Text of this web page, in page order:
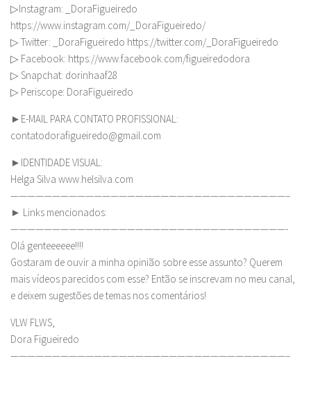
▷Instagram: _DoraFigueiredo
https://www.instagram.com/_DoraFigueiredo/
▷ Twitter: _DoraFigueiredo https://twitter.com/_DoraFigueiredo
▷ Facebook: https://www.facebook.com/figueiredodora
▷ Snapchat: dorinhaaf28
▷ Periscope: DoraFigueiredo
►E-MAIL PARA CONTATO PROFISSIONAL:
contatodorafigueiredo@gmail.com
►IDENTIDADE VISUAL:
Helga Silva www.helsilva.com
—————————————————————————————————–
► Links mencionados:
—————————————————————————————————-
Olá genteeeeee!!!!
Gostaram de ouvir a minha opinião sobre esse assunto? Querem
mais vídeos parecidos com esse? Então se inscrevam no meu canal,
e deixem sugestões de temas nos comentários!
VLW FLWS,
Dora Figueiredo
—————————————————————————————————–